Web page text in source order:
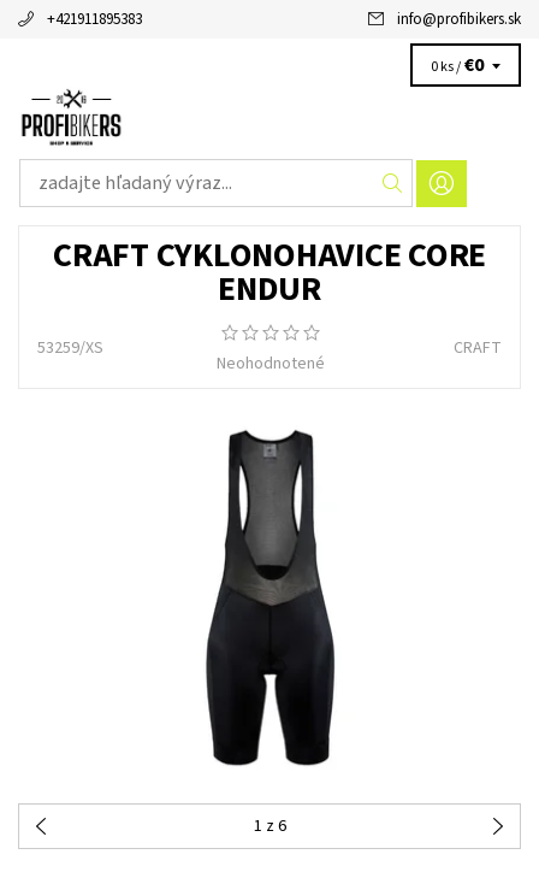
+421911895383 info@profibikers.sk
0 ks /€0
CRAFT CYKLONOHAVICE CORE
ENDUR
53259/XS
Neohodnotené
CRAFT
1 z 6